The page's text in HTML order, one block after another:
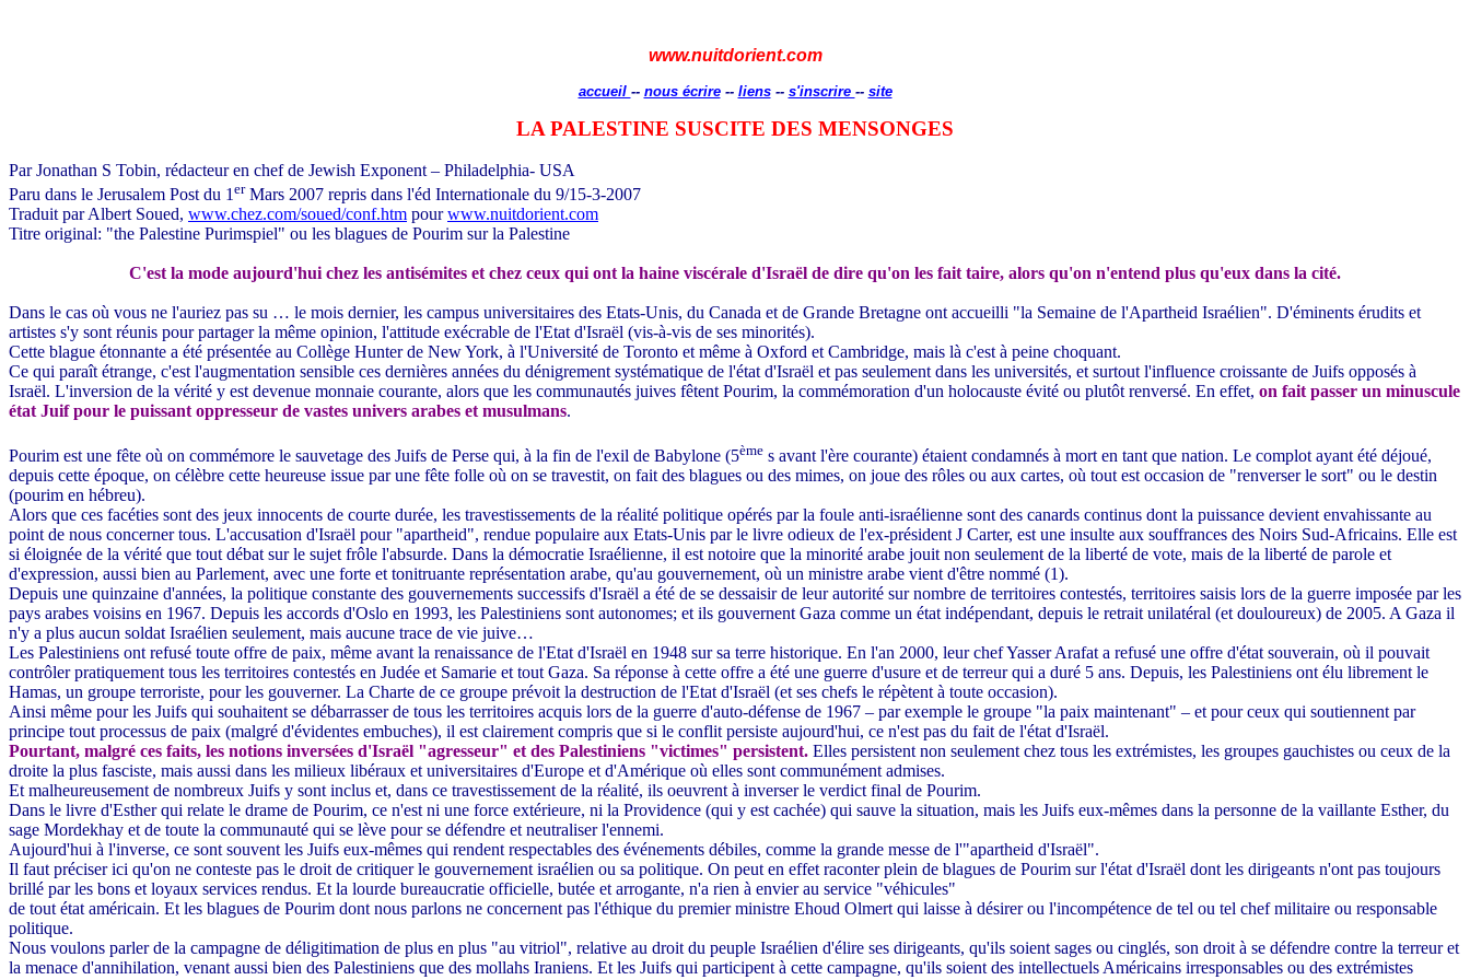
www.nuitdorient.com
accueil -- nous écrire-- liens-- s'inscrire -- site
LA PALESTINE SUSCITE DES MENSONGES
Par Jonathan S Tobin, rédacteur en chef de Jewish Exponent – Philadelphia- USA
Paru dans le Jerusalem Post du 1 erMars 2007 repris dans l'éd Internationale du 9/15-3-2007
Traduit par Albert Soued, www.chez.com/soued/conf.htm pourwww.nuitdorient.com
Titre original: "the Palestine Purimspiel" ou les blagues de Pourim sur la Palestine
C'est la mode aujourd'hui chez les antisémites et chez ceux qui ont la haine viscérale d'Israël de dire qu'on les fait taire, alors qu'on n'entend plus qu'eux dans la cité.
Dans le cas où vous ne l'auriez pas su … le mois dernier, les campus universitaires des Etats-Unis, du Canada et de Grande Bretagne ont accueilli "la Semaine de l'Apartheid Israélien". D'éminents érudits et
artistes s'y sont réunis pour partager la même opinion, l'attitude exécrable de l'Etat d'Israël (vis-à-vis de ses minorités).
Cette blague étonnante a été présentée au Collège Hunter de New York, à l'Université de Toronto et même à Oxford et Cambridge, mais là c'est à peine choquant.
Ce qui paraît étrange, c'est l'augmentation sensible ces dernières années du dénigrement systématique de l'état d'Israël et pas seulement dans les universités, et surtout l'influence croissante de Juifs opposés à
Israël. L'inversion de la vérité y est devenue monnaie courante, alors que les communautés juives fêtent Pourim, la commémoration d'un holocauste évité ou plutôt renversé. En effet, on fait passer un minuscule
état Juif pour le puissant oppresseur de vastes univers arabes et musulmans.
Pourim est une fête où on commémore le sauvetage des Juifs de Perse qui, à la fin de l'exil de Babylone (5ème s avant l'ère courante) étaient condamnés à mort en tant que nation. Le complot ayant été déjoué,
depuis cette époque, on célèbre cette heureuse issue par une fête folle où on se travestit, on fait des blagues ou des mimes, on joue des rôles ou aux cartes, où tout est occasion de "renverser le sort" ou le destin
(pourim en hébreu).
Alors que ces facéties sont des jeux innocents de courte durée, les travestissements de la réalité politique opérés par la foule anti-israélienne sont des canards continus dont la puissance devient envahissante au
point de nous concerner tous. L'accusation d'Israël pour "apartheid", rendue populaire aux Etats-Unis par le livre odieux de l'ex-président J Carter, est une insulte aux souffrances des Noirs Sud-Africains. Elle est
si éloignée de la vérité que tout débat sur le sujet frôle l'absurde. Dans la démocratie Israélienne, il est notoire que la minorité arabe jouit non seulement de la liberté de vote, mais de la liberté de parole et
d'expression, aussi bien au Parlement, avec une forte et tonitruante représentation arabe, qu'au gouvernement, où un ministre arabe vient d'être nommé (1).
Depuis une quinzaine d'années, la politique constante des gouvernements successifs d'Israël a été de se dessaisir de leur autorité sur nombre de territoires contestés, territoires saisis lors de la guerre imposée par les
pays arabes voisins en 1967. Depuis les accords d'Oslo en 1993, les Palestiniens sont autonomes; et ils gouvernent Gaza comme un état indépendant, depuis le retrait unilatéral (et douloureux) de 2005. A Gaza il
n'y a plus aucun soldat Israélien seulement, mais aucune trace de vie juive…
Les Palestiniens ont refusé toute offre de paix, même avant la renaissance de l'Etat d'Israël en 1948 sur sa terre historique. En l'an 2000, leur chef Yasser Arafat a refusé une offre d'état souverain, où il pouvait
contrôler pratiquement tous les territoires contestés en Judée et Samarie et tout Gaza. Sa réponse à cette offre a été une guerre d'usure et de terreur qui a duré 5 ans. Depuis, les Palestiniens ont élu librement le
Hamas, un groupe terroriste, pour les gouverner. La Charte de ce groupe prévoit la destruction de l'Etat d'Israël (et ses chefs le répètent à toute occasion).
Ainsi même pour les Juifs qui souhaitent se débarrasser de tous les territoires acquis lors de la guerre d'auto-défense de 1967 – par exemple le groupe "la paix maintenant" – et pour ceux qui soutiennent par
principe tout processus de paix (malgré d'évidentes embuches), il est clairement compris que si le conflit persiste aujourd'hui, ce n'est pas du fait de l'état d'Israël.
Pourtant, malgré ces faits, les notions inversées d'Israël "agresseur" et des Palestiniens "victimes" persistent. Elles persistent non seulement chez tous les extrémistes, les groupes gauchistes ou ceux de la
droite la plus fasciste, mais aussi dans les milieux libéraux et universitaires d'Europe et d'Amérique où elles sont communément admises.
Et malheureusement de nombreux Juifs y sont inclus et, dans ce travestissement de la réalité, ils oeuvrent à inverser le verdict final de Pourim.
Dans le livre d'Esther qui relate le drame de Pourim, ce n'est ni une force extérieure, ni la Providence (qui y est cachée) qui sauve la situation, mais les Juifs eux-mêmes dans la personne de la vaillante Esther, du
sage Mordekhay et de toute la communauté qui se lève pour se défendre et neutraliser l'ennemi.
Aujourd'hui à l'inverse, ce sont souvent les Juifs eux-mêmes qui rendent respectables des événements débiles, comme la grande messe de l'"apartheid d'Israël".
Il faut préciser ici qu'on ne conteste pas le droit de critiquer le gouvernement israélien ou sa politique. On peut en effet raconter plein de blagues de Pourim sur l'état d'Israël dont les dirigeants n'ont pas toujours
brillé par les bons et loyaux services rendus. Et la lourde bureaucratie officielle, butée et arrogante, n'a rien à envier au service "véhicules"
de tout état américain. Et les blagues de Pourim dont nous parlons ne concernent pas l'éthique du premier ministre Ehoud Olmert qui laisse à désirer ou l'incompétence de tel ou tel chef militaire ou responsable
politique.
Nous voulons parler de la campagne de déligitimation de plus en plus "au vitriol", relative au droit du peuple Israélien d'élire ses dirigeants, qu'ils soient sages ou cinglés, son droit à se défendre contre la terreur et
la menace d'annihilation, venant aussi bien des Palestiniens que des mollahs Iraniens. Et les Juifs qui participent à cette campagne, qu'ils soient des intellectuels Américains irresponsables ou des extrémistes